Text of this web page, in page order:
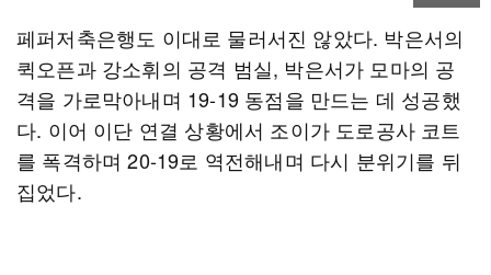
페퍼저축은행도 이대로 물러서진 않았다. 박은서의
퀵오픈과 강소휘의 공격 범실, 박은서가 모마의 공
격을 가로막아내며 19-19 동점을 만드는 데 성공했
다. 이어 이단 연결 상황에서 조이가 도로공사 코트
를 폭격하며 20-19로 역전해내며 다시 분위기를 뒤
집었다.